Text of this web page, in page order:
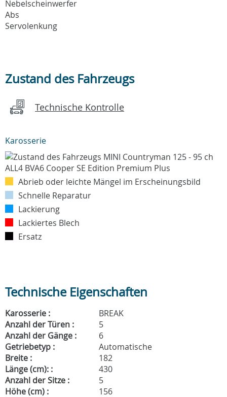
Nebelscheinwerfer
Abs
Servolenkung
Zustand des Fahrzeugs
Technische Kontrolle
Karosserie
Abrieb oder leichte Mängel im Erscheinungsbild
Schnelle Reparatur
Lackierung
Lackiertes Blech
Ersatz
Technische Eigenschaften
Karosserie :
BREAK
Anzahl der Türen :
5
Anzahl der Gänge :
6
Getriebetyp :
Automatische
Breite :
182
Länge (cm): :
430
Anzahl der Sitze :
5
Höhe (cm) :
156